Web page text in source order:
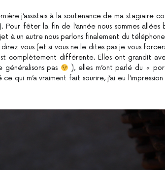
j’assistais à la soutenance de ma stagiaire
Pour fêter la fin de l’année nous sommes
à un autre nous parlons finalement du
direz vous (et si vous ne le dites pas je vous
complètement différente. Elles ont grandit
généralisons pas
), elles m’ont parlé du «
ce qui m’a vraiment fait sourire, j’ai eu